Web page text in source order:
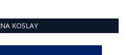
KOSLAY